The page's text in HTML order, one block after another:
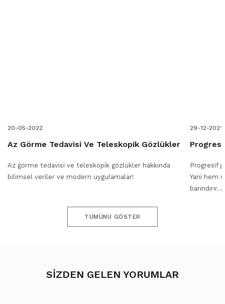
20-05-2022
Az Görme Tedavisi Ve Teleskopik Gözlükler
Az görme tedavisi ve teleskopik gözlükler hakkında
bilimsel veriler ve modern uygulamalar!
29-12-2021
Progresif
Yani hem
TÜMÜNÜ GÖSTER
SİZDEN GELEN YORUMLAR